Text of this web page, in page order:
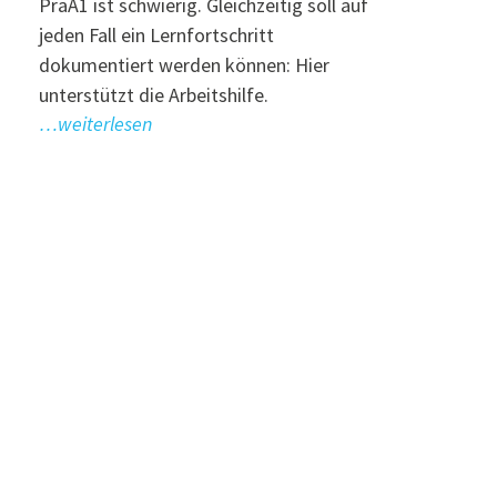
jeden Fall ein Lernfortschritt
dokumentiert werden können: Hier
unterstützt die Arbeitshilfe.
…weiterlesen